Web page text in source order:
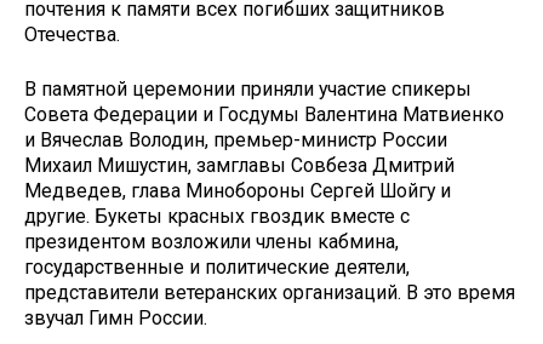
почтения к памяти всех погибших защитников
Отечества.
В памятной церемонии приняли участие спикеры
Совета Федерации и Госдумы Валентина Матвиенко
и Вячеслав Володин, премьер-министр России
Михаил Мишустин, замглавы Совбеза Дмитрий
Медведев, глава Минобороны Сергей Шойгу и
другие. Букеты красных гвоздик вместе с
президентом возложили члены кабмина,
государственные и политические деятели,
представители ветеранских организаций. В это время
звучал Гимн России.